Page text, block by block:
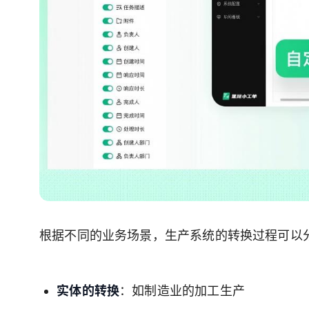
根据不同的业务场景，生产系统的转换过程可以
实体的转换：如制造业的加工生产